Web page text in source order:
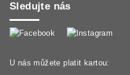
Sledujte nás
U nás můžete platit kartou: